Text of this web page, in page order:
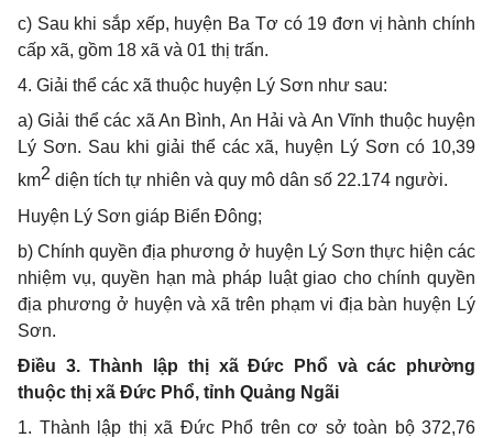
c) Sau khi sắp xếp, huyện Ba Tơ có 19 đơn vị hành chính
cấp xã, gồm 18 xã và 01 thị trấn.
4. Giải thể các xã thuộc huyện Lý Sơn như sau:
a) Giải thể các xã An Bình, An Hải và An Vĩnh thuộc huyện
Lý Sơn. Sau khi giải thể các xã, huyện Lý Sơn có 10,39
km2 diện tích tự nhiên và quy mô dân số 22.174 người.
Huyện Lý Sơn giáp Biển Đông;
b) Chính quyền địa phương ở huyện Lý Sơn thực hiện các
nhiệm vụ, quyền hạn mà pháp luật giao cho chính quyền
địa phương ở huyện và xã trên phạm vi địa bàn huyện Lý
Sơn.
Điều 3. Thành lập thị xã Đức Phổ và các phường
thuộc thị xã Đức Phổ, tỉnh Quảng Ngãi
1. Thành lập thị xã Đức Phổ trên cơ sở toàn bộ 372,76